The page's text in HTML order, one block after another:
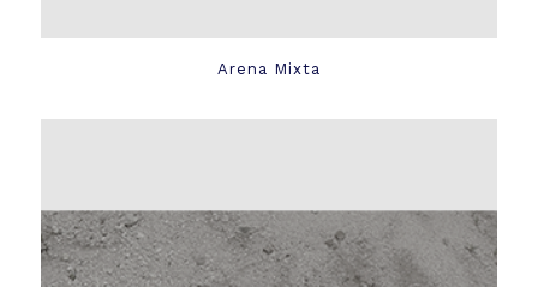
Arena Mixta